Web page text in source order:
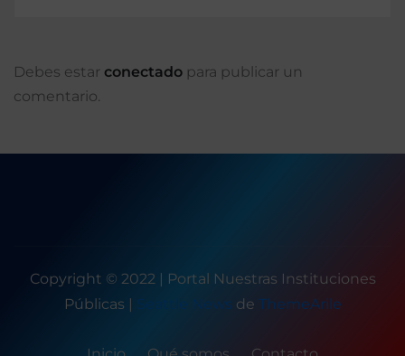
Debes estar conectado para publicar un
comentario.
Copyright © 2022 | Portal Nuestras Instituciones
Públicas | Seattle News de ThemeArile